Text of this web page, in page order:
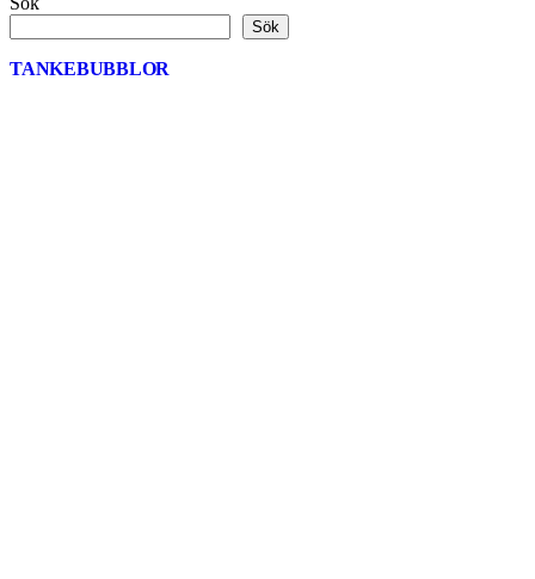
Sök
TANKEBUBBLOR